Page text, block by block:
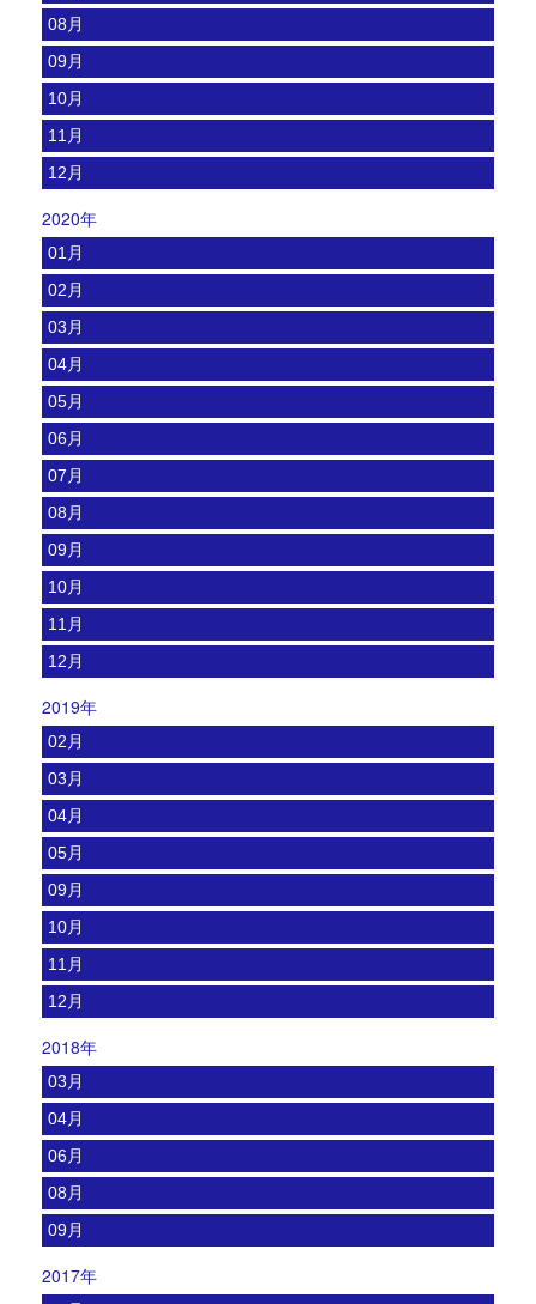
08月
09月
10月
11月
12月
2020年
01月
02月
03月
04月
05月
06月
07月
08月
09月
10月
11月
12月
2019年
02月
03月
04月
05月
09月
10月
11月
12月
2018年
03月
04月
06月
08月
09月
2017年